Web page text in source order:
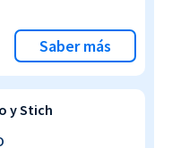
Saber más
y Stich